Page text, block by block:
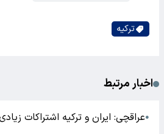
ترکیه
اخبار مرتبط
●عراقچی: ایران و ترکیه اشتراکات